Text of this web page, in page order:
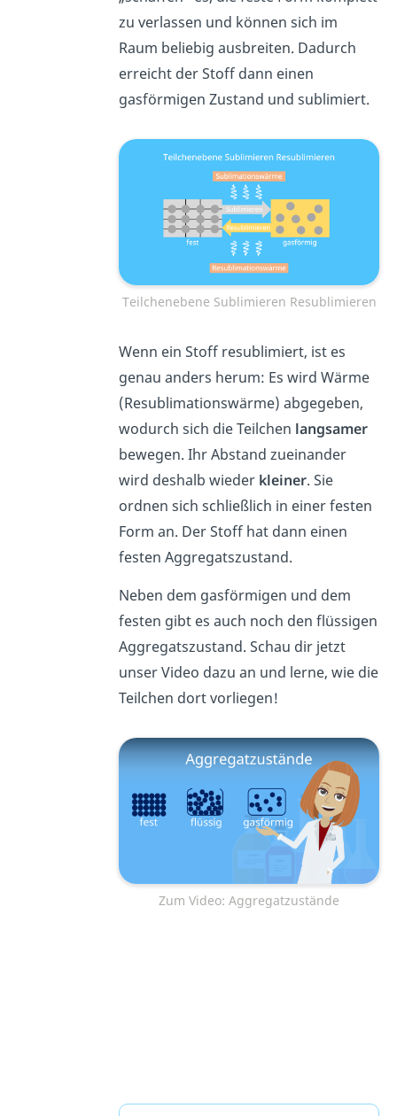
zu verlassen und können sich im
Raum beliebig ausbreiten. Dadurch
erreicht der Stoff dann einen
gasförmigen Zustand und sublimiert.
Teilchenebene Sublimieren Resublimieren
Wenn ein Stoff resublimiert, ist es
genau anders herum: Es wird Wärme
(Resublimationswärme) abgegeben,
wodurch sich die Teilchen langsamer
bewegen. Ihr Abstand zueinander
wird deshalb wieder kleiner. Sie
ordnen sich schließlich in einer festen
Form an. Der Stoff hat dann einen
festen Aggregatszustand.
Neben dem gasförmigen und dem
festen gibt es auch noch den flüssigen
Aggregatszustand. Schau dir jetzt
unser Video dazu an und lerne, wie die
Teilchen dort vorliegen!
Zum Video: Aggregatzustände